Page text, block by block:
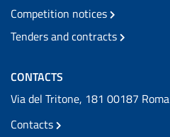
Competition notices
Tenders and contracts
CONTACTS
Via del Tritone, 181 00187 Roma
Contacts